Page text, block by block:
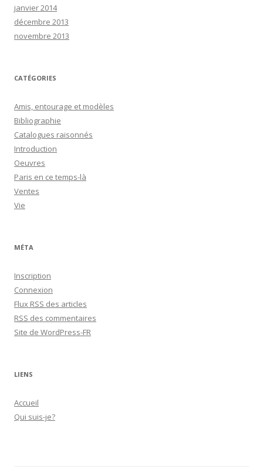
janvier 2014
décembre 2013
novembre 2013
CATÉGORIES
Amis, entourage et modèles
Bibliographie
Catalogues raisonnés
Introduction
Oeuvres
Paris en ce temps-là
Ventes
Vie
MÉTA
Inscription
Connexion
Flux RSS des articles
RSS des commentaires
Site de WordPress-FR
LIENS
Accueil
Qui suis-je?